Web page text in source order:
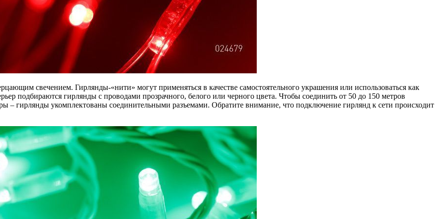
свечением. Гирлянды-«нити» могут применяться в качестве самостоятельного украшения или использоваться как
подбираются гирлянды с проводами прозрачного, белого или черного цвета. Чтобы соединить от 50 до 150 метров
– гирлянды укомплектованы соединительными разъемами. Обратите внимание, что подключение гирлянд к сети происходит